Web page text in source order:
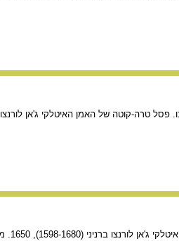
של האמן האיטלקי ג'אן לורנצו ברניני (1958-1680), גובה
1650. מוצג במוזיאון סאקרו שבוותיקן.